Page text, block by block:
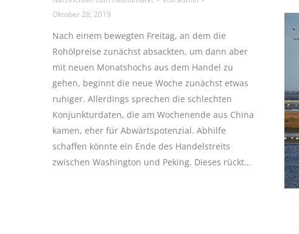
Oktober 28, 2019
Nach einem bewegten Freitag, an dem die
Rohölpreise zunächst absackten, um dann aber
mit neuen Monatshochs aus dem Handel zu
gehen, beginnt die neue Woche zunächst etwas
ruhiger. Allerdings sprechen die schlechten
Konjunkturdaten, die am Wochenende aus China
kamen, eher für Abwärtspotenzial. Abhilfe
schaffen könnte ein Ende des Handelstreits
zwischen Washington und Peking. Dieses rückt…